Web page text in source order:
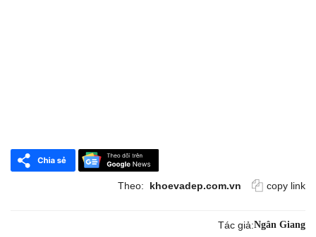
Theo: khoevadep.com.vn copy link
Tác giả:Ngân Giang